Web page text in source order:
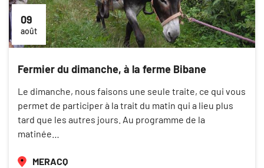
09
août
Fermier du dimanche, à la ferme Bibane
Le dimanche, nous faisons une seule traite, ce qui vous
permet de participer à la trait du matin qui a lieu plus
tard que les autres jours. Au programme de la
matinée…
MERACQ